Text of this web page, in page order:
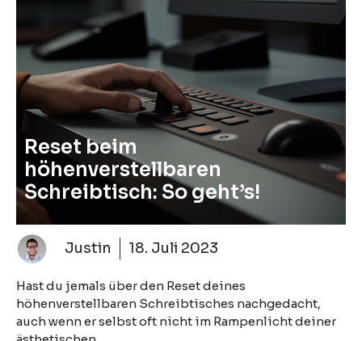
Reset beim
höhenverstellbaren
Schreibtisch: So geht’s!
Justin 18. Juli 2023
Hast du jemals über den Reset deines
höhenverstellbaren Schreibtisches nachgedacht,
auch wenn er selbst oft nicht im Rampenlicht deiner